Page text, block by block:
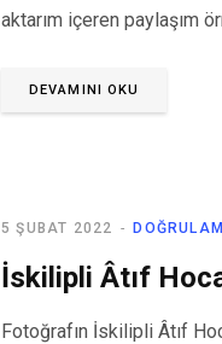
aktarım içeren paylaşım
DEVAMINI OKU
5 ŞUBAT 2022
İskilipli Âtıf
Fotoğrafın İskilipli Âtıf